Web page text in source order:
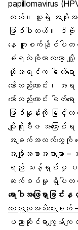
papillomavirus
တယ်။ သူ့ရဲ့ အမျိုးအ
ဖြစ်ပါတယ်။ ဒီဗို
နေ ကူးစက်နိုင်ပါတ
ခံရလဲဆိုတာကတော့ လ
ဟိုအရင်က ဓါတ်ရောင်
သော်လည်းကောင်း၊
သော်လည်းကောင်း ဓါတ်
ဖြစ်နှုန်းကို မြင့်
မျိုးရိုးဗီဇ အကြောင်း
အချက်အလက်တွေကို လ
အချို့အစားအစာမျ
ရည် သန့်ရှင်းမှု မရှိခ
ဆက်စပ်မှု ရှိပါတ
ရောဂါအဖြေရှာခြင်
ယေဘူယျအသိပေးချက်
ပညာဆိုင်ရာကျွမ်းကျ